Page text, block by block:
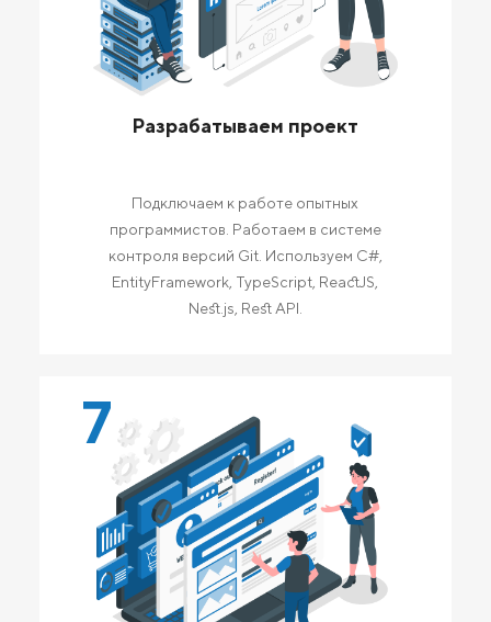
Разрабатываем проект
Подключаем к работе опытных
программистов. Работаем в системе
контроля версий Git. Используем C#,
EntityFramework, TypeScript, ReactJS,
Nest.js, Rest API.
7